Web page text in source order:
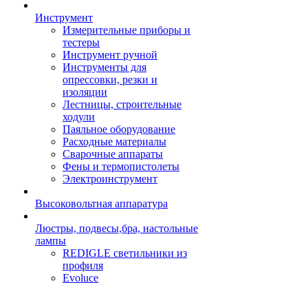
Инструмент
Измерительные приборы и
тестеры
Инструмент ручной
Инструменты для
опрессовки, резки и
изоляции
Лестницы, строительные
ходули
Паяльное оборудование
Расходные материалы
Сварочные аппараты
Фены и термопистолеты
Электроинструмент
Высоковольтная аппаратура
Люстры, подвесы,бра, настольные
лампы
REDIGLE светильники из
профиля
Evoluce